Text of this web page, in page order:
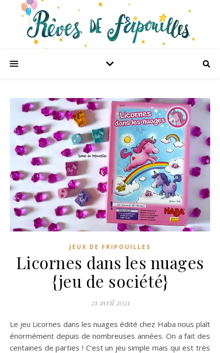
JEUX DE FRIPOUILLES
Licornes dans les nuages
{jeu de société}
21 avril 2021
Le jeu Licornes dans les nuages édité chez Haba nous plaît
énormément depuis de nombreuses années. On a fait des
centaines de parties ! C’est un jeu simple mais qui est très